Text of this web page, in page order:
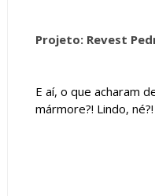
Projeto: Revest
E aí, o que acharam
mármore?! Lindo, né?!